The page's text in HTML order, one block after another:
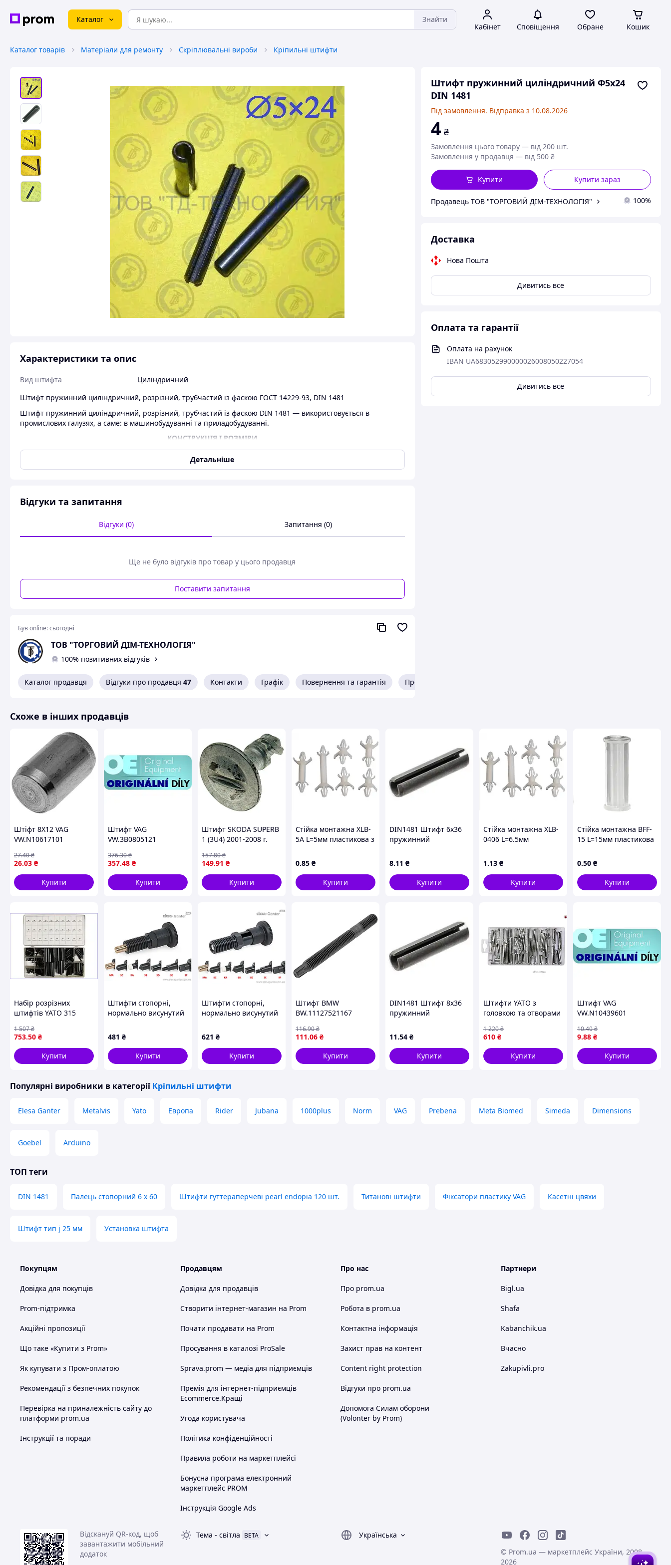
Каталог Знайти
Кабінет Сповіщення Обране Кошик
Каталог товарів Матеріали для ремонту Скріплювальні вироби Кріпильні штифти
Штифт пружинний циліндричний Ф5х24
DIN 1481
Під замовлення. Відправка з 10.08.2026
4 ₴
Замовлення цього товару — від 200 шт.
Замовлення у продавця — від 500 ₴
Купити зараз
Купити
Продавець ТОВ "ТОРГОВИЙ ДІМ-ТЕХНОЛОГІЯ" 100%
Доставка
Нова Пошта
Дивитись все
Оплата та гарантії
Оплата на рахунок
IBAN UA683052990000026008050227054
Дивитись все
Характеристики та опис
Вид штифта
Циліндричний
Штифт пружинний циліндричний, розрізний, трубчастий із фаскою ГОСТ 14229-93, DIN 1481
Штифт пружинний циліндричний, розрізний, трубчастий із фаскою DIN 1481 — використовується в
промислових галузях, а саме: в машинобудуванні та приладобудуванні.
КОНСТРУКЦІЯ І РОЗМІРИ
Детальніше
Відгуки та запитання
Відгуки (0) Запитання (0)
Ще не було відгуків про товар у цього продавця
Поставити запитання
Був online:сьогодні
ТОВ "ТОРГОВИЙ ДІМ-ТЕХНОЛОГІЯ"
100% позитивних відгуків
Каталог продавця Відгуки про продавця 47 Контакти Графік Повернення та гарантія Про продавця
Схоже в інших продавців
Штіфт 8Х12 VAG
VW.N10617101
26.03 ₴
27.40₴
Купити
Штифт VAG
VW.3B0805121
357.48 ₴
376.30₴
Купити
Штифт SKODA SUPERB
1 (3U4) 2001-2008 г.
149.91 ₴
157.80₴
Купити
Стійка монтажна XLB-
5A L=5мм пластикова з
0.85 ₴
Купити
DIN1481 Штифт 6х36
пружинний
розрізний, сталь без
покриття
8.11 ₴
Купити
Стійка монтажна XLB-
0406 L=6.5мм
клямками
1.13 ₴
Купити
Стійка монтажна BFF-
15 L=15мм пластикова
0.50 ₴
Купити
Набір розрізних
штифтів YATO 315
сталеві для збирання
та ремонту меблів
753.50 ₴
1 507₴
Купити
Штифти стопорні,
нормально висунутий
наконечники GN
81700-5-8-B-SD-ST
481 ₴
Купити
Штифти стопорні,
нормально висунутий
наконечники GN
81700-8-12-C-MA-ST
621 ₴
Купити
Штифт BMW
BW.11127521167
111.06 ₴
116.90₴
Купити
DIN1481 Штифт 8х36
пружинний
розрізний, сталь без
покриття
11.54 ₴
Купити
Штифти YATO з
головкою та отворами
та металі набір 60 шт
610 ₴
1 220₴
Купити
Штифт VAG
VW.N10439601
9.88 ₴
10.40₴
Купити
Популярні виробники в категорії Кріпильні штифти
Elesa Ganter Metalvis Yato Европа Rider Jubana 1000plus Norm VAG Prebena Meta Biomed Simeda Dimensions
Goebel Arduino
ТОП теги
DIN 1481 Палець стопорний 6 х 60 Штифти гуттераперчеві pearl endopia 120 шт. Титанові штифти Фіксатори пластику VAG Касетні цвяхи
Штифт тип j 25 мм Установка штифта
Покупцям
Довідка для покупців
Prom-підтримка
Акційні пропозиції
Що таке «Купити з Prom»
Як купувати з Пром-оплатою
Рекомендації з безпечних покупок
Перевірка на приналежність сайту до
платформи prom.ua
Інструкції та поради
Продавцям
Довідка для продавців
Створити інтернет-магазин на Prom
Почати продавати на Prom
Просування в каталозі ProSale
Sprava.prom — медіа для підприємців
Премія для інтернет-підприємців
Ecommerce.Кращі
Угода користувача
Політика конфіденційності
Правила роботи на маркетплейсі
Бонусна програма електронний
маркетплейс PROM
Інструкція Google Ads
Про нас
Про prom.ua
Робота в prom.ua
Контактна інформація
Захист прав на контент
Content right protection
Відгуки про prom.ua
Допомога Силам оборони
(Volonter by Prom)
Партнери
Bigl.ua
Shafa
Kabanchik.ua
Вчасно
Zakupivli.pro
Відскануй QR-код, щоб
завантажити мобільний
додаток
Тема - світла BETA
Українська
© Prom.ua — маркетплейс України, 2008-
2026